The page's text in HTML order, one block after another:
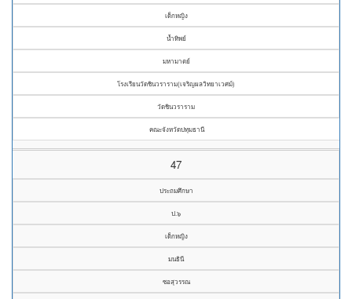
เด็กหญิง
น้ำทิพย์
มหามาตย์
โรงเรียนวัดชินวราราม(เจริญผลวิทยาเวศม์)
วัดชินวราราม
คณะจังหวัดปทุมธานี
47
ประถมศึกษา
ป.๖
เด็กหญิง
มนธินี
ซอสุวรรณ